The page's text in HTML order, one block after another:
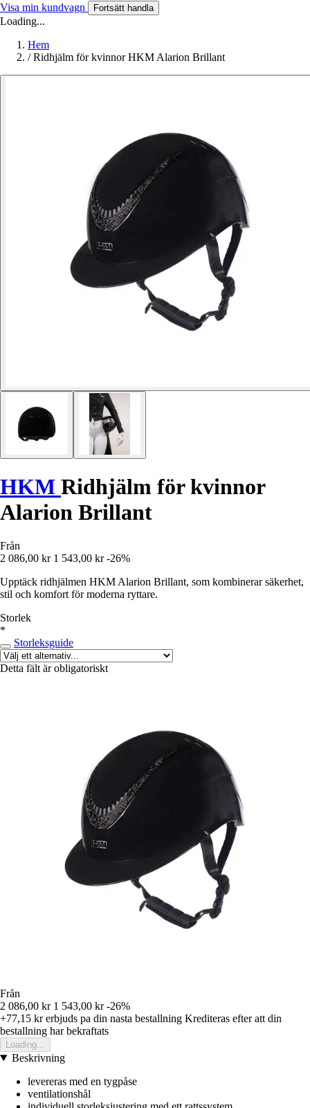
Visa min kundvagn Fortsätt handla
Loading...
Hem
/ Ridhjälm för kvinnor HKM Alarion Brillant
HKM Ridhjälm för kvinnor
Alarion Brillant
Från
2 086,00 kr 1 543,00 kr -26%
Upptäck ridhjälmen HKM Alarion Brillant, som kombinerar säkerhet,
stil och komfort för moderna ryttare.
Storlek
*
Storleksguide
Detta fält är obligatoriskt
Från
2 086,00 kr 1 543,00 kr -26%
+77,15 krerbjuds pa din nasta bestallning Krediteras efter att din
bestallning har bekraftats
Loading...
Beskrivning
levereras med en tygpåse
ventilationshål